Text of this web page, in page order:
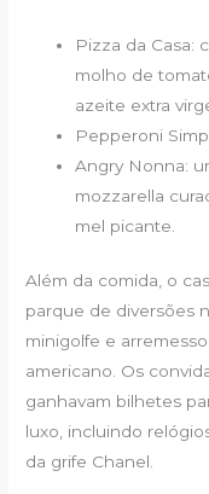
Pizza da Casa:
molho de
azeite extra
Pepperoni
Angry Nonna:
mozzarella
mel picante.
Além da comida, o
parque de diversões
minigolfe e
americano. Os
ganhavam bilhetes
luxo, incluindo
da grife Chanel.